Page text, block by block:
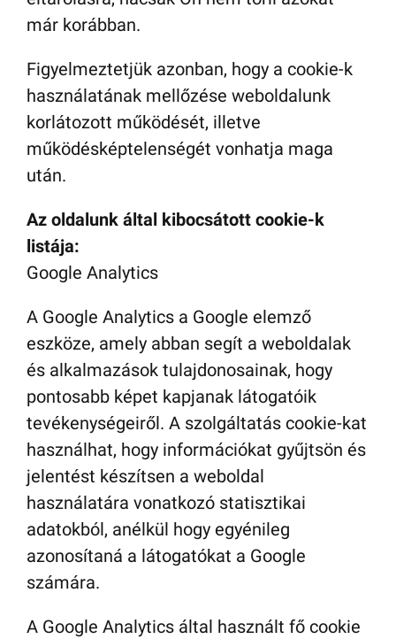
már korábban.
Figyelmeztetjük azonban, hogy a cookie-k
használatának mellőzése weboldalunk
korlátozott működését, illetve
működésképtelenségét vonhatja maga
után.
Az oldalunk által kibocsátott cookie-k
listája:
Google Analytics
A Google Analytics a Google elemző
eszköze, amely abban segít a weboldalak
és alkalmazások tulajdonosainak, hogy
pontosabb képet kapjanak látogatóik
tevékenységeiről. A szolgáltatás cookie-kat
használhat, hogy információkat gyűjtsön és
jelentést készítsen a weboldal
használatára vonatkozó statisztikai
adatokból, anélkül hogy egyénileg
azonosítaná a látogatókat a Google
számára.
A Google Analytics által használt fő cookie